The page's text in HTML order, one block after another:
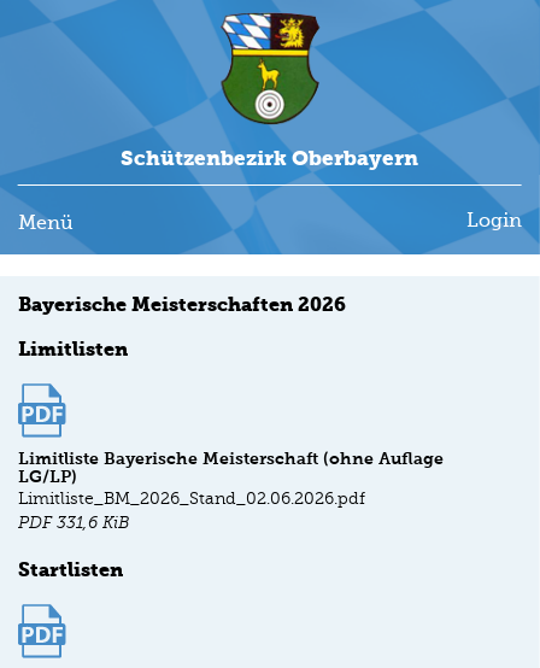
Schützenbezirk Oberbayern
Menü Login
Bayerische Meisterschaften 2026
Limitlisten
Limitliste Bayerische Meisterschaft (ohne Auflage
LG/LP)
Limitliste_BM_2026_Stand_02.06.2026.pdf
PDF 331,6 KiB
Startlisten